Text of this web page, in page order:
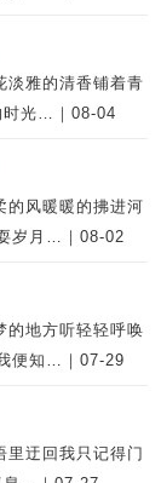
淡雅的清香铺着青
时光…｜08-04
的风暖暖的拂进河
岁月…｜08-02
的地方听轻轻呼唤
便知…｜07-29
里迂回我只记得门